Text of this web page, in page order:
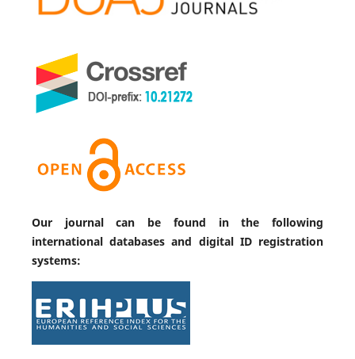
Our journal can be found in the following
international databases and digital ID registration
systems: